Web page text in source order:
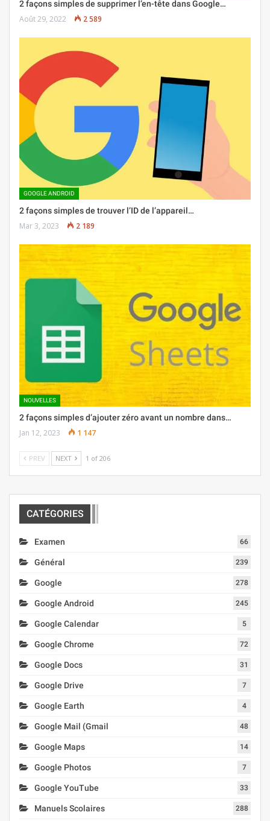
2 façons simples de supprimer l’en-tête dans Google…
Août 29, 2022 2 589
GOOGLE ANDROID
2 façons simples de trouver l’ID de l’appareil…
Mar 3, 2023 2 189
NOUVELLES
2 façons simples d’ajouter zéro avant un nombre dans…
Jan 12, 2023 1 147
PREV NEXT 1 of 206
CATÉGORIES
Examen 66
Général 239
Google 278
Google Android 245
Google Calendar 5
Google Chrome 72
Google Docs 31
Google Drive 7
Google Earth 4
Google Mail (Gmail 48
Google Maps 14
Google Photos 7
Google YouTube 33
Manuels Scolaires 288